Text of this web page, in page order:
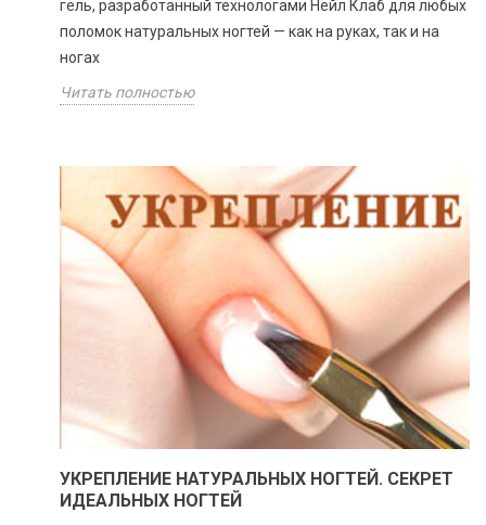
гель, разработанный технологами Нейл Клаб для любых
поломок натуральных ногтей — как на руках, так и на
ногах
Читать полностью
УКРЕПЛЕНИЕ НАТУРАЛЬНЫХ НОГТЕЙ. СЕКРЕТ
ИДЕАЛЬНЫХ НОГТЕЙ